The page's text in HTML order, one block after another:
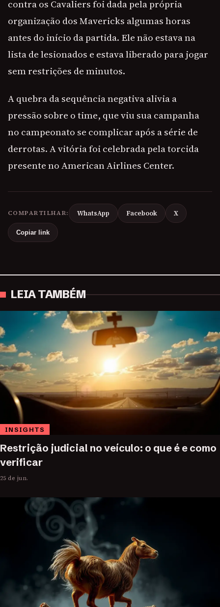
contra os Cavaliers foi dada pela própria
organização dos Mavericks algumas horas
antes do início da partida. Ele não estava na
lista de lesionados e estava liberado para jogar
sem restrições de minutos.
A quebra da sequência negativa alivia a
pressão sobre o time, que viu sua campanha
no campeonato se complicar após a série de
derrotas. A vitória foi celebrada pela torcida
presente no American Airlines Center.
COMPARTILHAR: WhatsApp Facebook X
Copiar link
LEIA TAMBÉM
INSIGHTS
Restrição judicial no veículo: o que é e como
verificar
25 de jun.